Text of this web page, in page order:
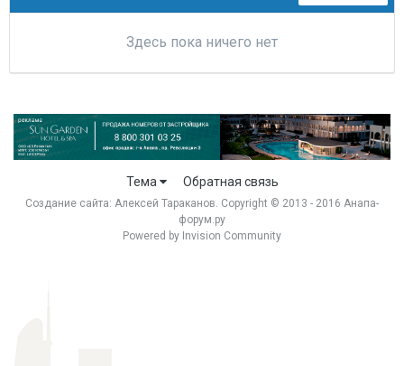
Здесь пока ничего нет
Тема Обратная связь
Создание сайта: Алексей Тараканов. Copyright © 2013 - 2016 Анапа-
форум.ру
Powered by Invision Community